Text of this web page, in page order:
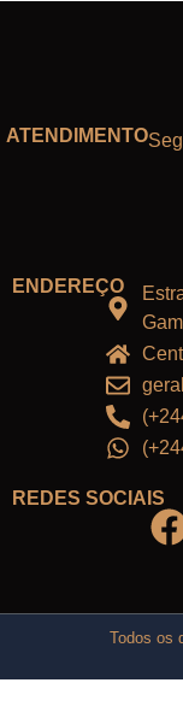
ATENDIMENTO
ENDEREÇO
REDES SOCIAIS
Todos os